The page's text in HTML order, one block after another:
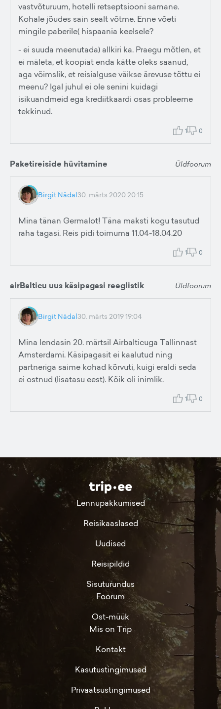
vastvõturuum, hotelli retseptsiooni sarnane.
Kohale jõudes sain sealt võtme. Enne võeti
mingile paberile( hispaania keelsele?
- ei suuda meenutada) allkiri ka. Praegu mõtlen, et
ei mäleta, et koopiat enda kätte oleks saanud,
aga võimslik, et reisialguse väikse ärevuse tõttu ei
meenu? Igal juhul ei ole senini kuidagi
isikuandmeid ega krediitkaardi osas probleeme
tekkinud.
1 0
Paketireiside hüvitamine Üldfoorum
Birgit Nädal30. märts 2020 20:15
Mina tänan Germalot! Täna maksti kogu tasutud
raha tagasi. Reis pidi toimuma 11.04-18.04.20
1 0
airBalticu uus käsipagasi reeglistik Üldfoorum
Birgit Nädal30. märts 2019 19:04
Mina lendasin 20. märtsil Airbalticuga Tallinnast
Amsterdami. Käsipagasit ei kaalutud ning
partneriga saime kohad kõrvuti, kuigi eraldi seda
ei ostnud (lisatasu eest). Kõik oli inimlik.
1 0
Lennupakkumised
Reisikaaslased
Uudised
Reisipildid
Sisuturundus
Foorum
Ost-müük
Mis on Trip
Kontakt
Kasutustingimused
Privaatsustingimused